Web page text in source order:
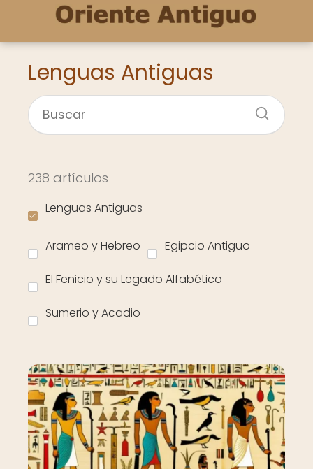
Lenguas Antiguas
238 artículos
Lenguas Antiguas
Arameo y Hebreo Egipcio Antiguo
El Fenicio y su Legado Alfabético
Sumerio y Acadio